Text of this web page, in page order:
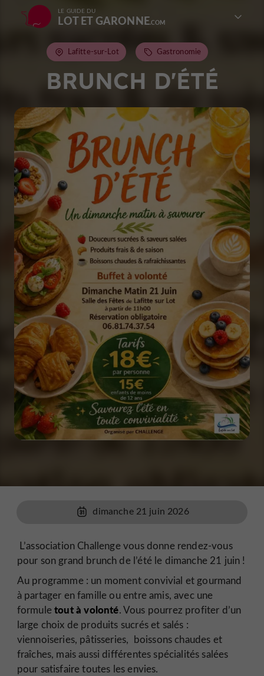
LE GUIDE DU
LOT ET GARONNE
BRUNCH D'ÉTÉ
Lafitte-sur-Lot Gastronomie
dimanche 21 juin 2026
L’association Challenge vous donne rendez-vous
pour son grand brunch de l’été le dimanche 21 juin !
Au programme : un moment convivial et gourmand
à partager en famille ou entre amis, avec une
formuletout à volonté. Vous pourrez profiter d’un
large choix de produits sucrés et salés :
viennoiseries, pâtisseries, boissons chaudes et
fraîches, mais aussi différentes spécialités salées
pour satisfaire toutes les envies.